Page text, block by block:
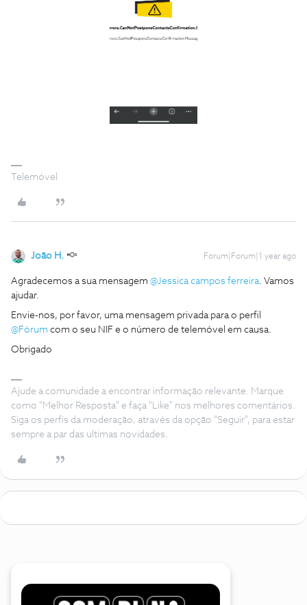
Telemóvel
João H. Forum|Forum|1 year ago
Agradecemos a sua mensagem ​ @Jessica campos ferreira. Vamos
ajudar.
Envie-nos, por favor, uma mensagem privada para o perfil ​
@Fórum com o seu NIF e o número de telemóvel em causa.
Obrigado
Ajude a comunidade a encontrar informação relevante. Marque
como "Melhor Resposta" e faça "Like" nos melhores comentários.
Siga os perfis da moderação, através da opção "Seguir", para estar
sempre a par das ultimas novidades.